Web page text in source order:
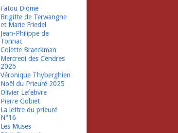
Fatou Diome
Brigitte de Terwangne
et Marie Friedel
Jean-Philippe de
Tonnac
Colette Braeckman
Mercredi des Cendres
2026
Véronique Thyberghien
Noël du Prieuré 2025
Olivier Lefebvre
Pierre Gobiet
La lettre du prieuré
N°16
Les Muses